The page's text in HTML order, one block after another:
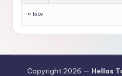
« Ιούν
Copyright 2026 — Hellas